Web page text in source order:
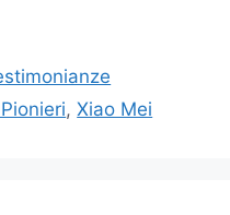
,Xiao Mei